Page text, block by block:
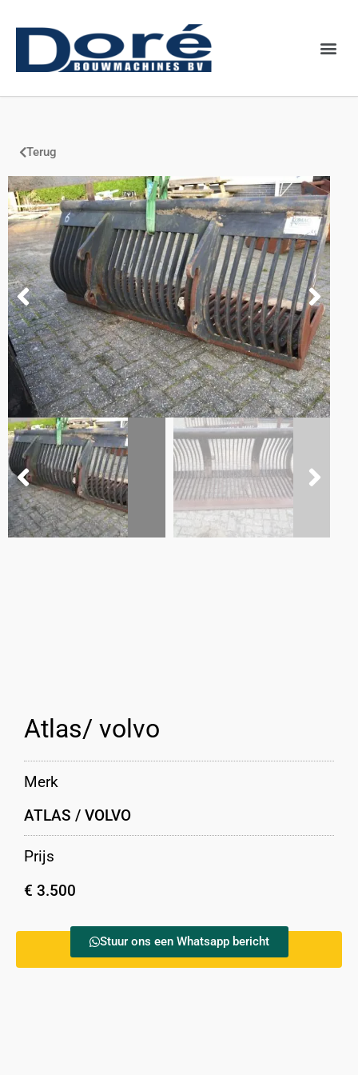
Terug
Atlas/ volvo
Merk
ATLAS / VOLVO
Prijs
€ 3.500
Bel: +316 53 24 13 21
Stuur ons een Whatsapp bericht